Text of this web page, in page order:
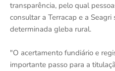
transparência, pelo qual
consultar a Terracap e a Seagri
determinada gleba rural.
"O acertamento fundiário e
importante passo para a